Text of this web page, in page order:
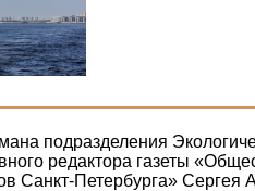
подразделения
редактора газеты
Санкт-Петербурга» Сергея